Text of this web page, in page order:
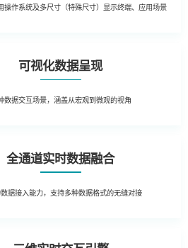
操作系统及多尺寸（特殊尺寸）显示终端、应用场景
可视化数据呈现
数据交互场景，涵盖从宏观到微观的视角
全通道实时数据融合
据接入能力，支持多种数据格式的无缝对接